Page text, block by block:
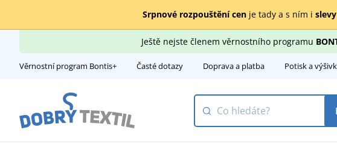
Srpnové rozpouštění cenje tady a s ním i
Ještě nejste členem věrnostního programu
Věrnostní program Bontis+ Časté dotazy Doprava a platba Potisk a